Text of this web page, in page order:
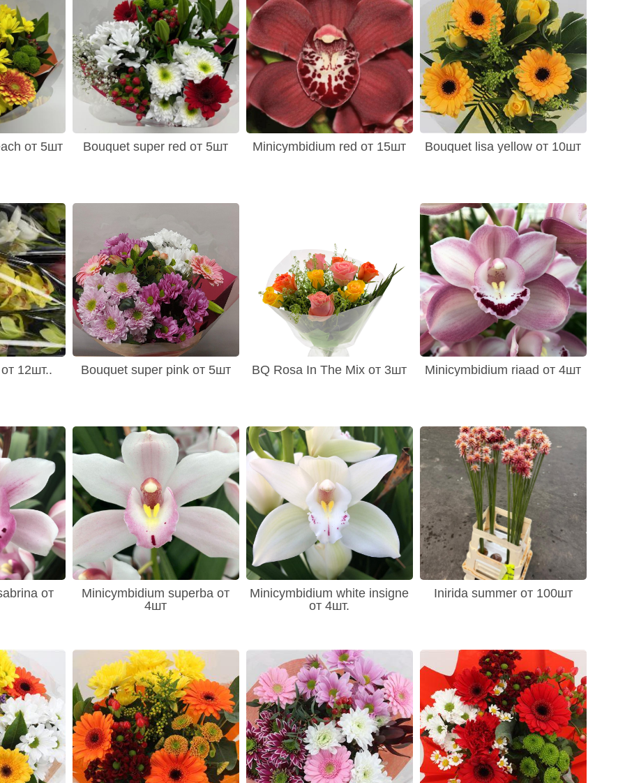
от 5шт Bouquet super red от 5шт Minicymbidium red от 15шт Bouquet lisa yellow от 10шт
12шт.. Bouquet super pink от 5шт BQ Rosa In The Mix от 3шт Minicymbidium riaad от 4шт
от
Minicymbidium superba от
4шт
Minicymbidium white insigne
от 4шт.
Inirida summer от 100шт